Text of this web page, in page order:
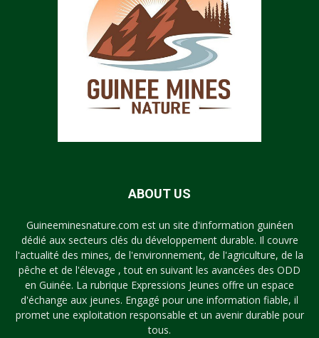
ABOUT US
Guineeminesnature.com est un site d'information guinéen
dédié aux secteurs clés du développement durable. Il couvre
l'actualité des mines, de l'environnement, de l'agriculture, de la
pêche et de l'élevage , tout en suivant les avancées des ODD
en Guinée. La rubrique Expressions Jeunes offre un espace
d'échange aux jeunes. Engagé pour une information fiable, il
promet une exploitation responsable et un avenir durable pour
tous.